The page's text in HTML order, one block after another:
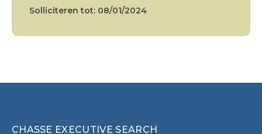
Solliciteren tot: 08/01/2024
CHASSE EXECUTIVE SEARCH